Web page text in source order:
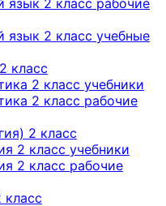
язык 2 класс рабочие
язык 2 класс учебные
класс
2 класс учебники
2 класс рабочие
2 класс
2 класс учебники
2 класс рабочие
класс